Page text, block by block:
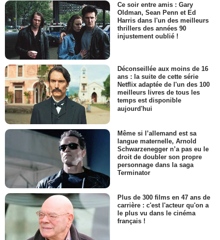
Ce soir entre amis : Gary
Oldman, Sean Penn et Ed
Harris dans l'un des meilleurs
thrillers des années 90
injustement oublié !
Déconseillée aux moins de 16
ans : la suite de cette série
Netflix adaptée de l'un des 100
meilleurs livres de tous les
temps est disponible
aujourd'hui
Même si l’allemand est sa
langue maternelle, Arnold
Schwarzenegger n’a pas eu le
droit de doubler son propre
personnage dans la saga
Terminator
Plus de 300 films en 47 ans de
carrière : c'est l'acteur qu'on a
le plus vu dans le cinéma
français !